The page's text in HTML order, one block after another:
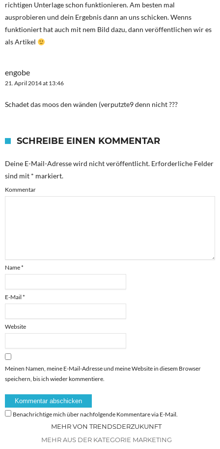
richtigen Unterlage schon funktionieren. Am besten mal
ausprobieren und dein Ergebnis dann an uns schicken. Wenns
funktioniert hat auch mit nem Bild dazu, dann veröffentlichen wir es
als Artikel
engobe
21. April 2014 at 13:46
Schadet das moos den wänden (verputzte9 denn nicht ???
SCHREIBE EINEN KOMMENTAR
Deine E-Mail-Adresse wird nicht veröffentlicht. Erforderliche Felder
sind mit * markiert.
Kommentar
Name*
E-Mail *
Website
Meinen Namen, meine E-Mail-Adresse und meine Website in diesem Browser
speichern, bis ich wieder kommentiere.
Benachrichtige mich über nachfolgende Kommentare via E-Mail.
MEHR VON TRENDSDERZUKUNFT
MEHR AUS DER KATEGORIE MARKETING